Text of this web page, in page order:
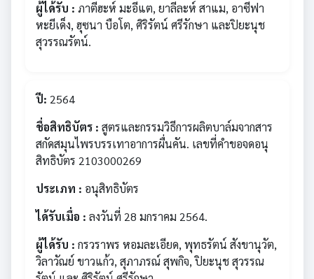
ผู้ได้รับ : ภาตีฮะห์ มะอีแต, ยาลีละห์ สาแม, อาซีฟา
หะยีเด็ง, ฮุซนา บือโต, ศิริรัตน์ ศรีรักษา และปิยะนุช
สุวรรณรัตน์.
ปี: 2564
ชื่อสิทธิบัตร : สูตรและกรรมวิธีการผลิตบาล์มจากสาร
สกัดสมุนไพรบรรเทาอาการผื่นคัน. เลขที่คำขอจดอนุ
สิทธิบัตร 2103000269
ประเภท : อนุสิทธิบัตร
ได้รับเมื่อ : ลงวันที่ 28 มกราคม 2564.
ผู้ได้รับ : กรวราพร หอมละเอียด, พุทธรัตน์ สังขานุวัต,
วิลาวัณย์ ขาวแก้ว, สุภาภรณ์ สุพกิจ, ปิยะนุช สุวรรณ